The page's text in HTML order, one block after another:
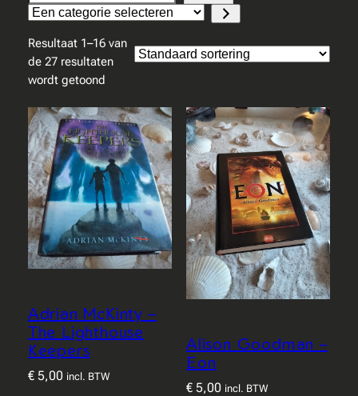
Een
selecteren
Resultaat 1–16 van
de 27 resultaten
wordt getoond
Adrian McKinty –
The Lighthouse
Keepers
€5,00 incl. BTW
Alison Goodman –
Eon
€ 5,00 incl. BTW